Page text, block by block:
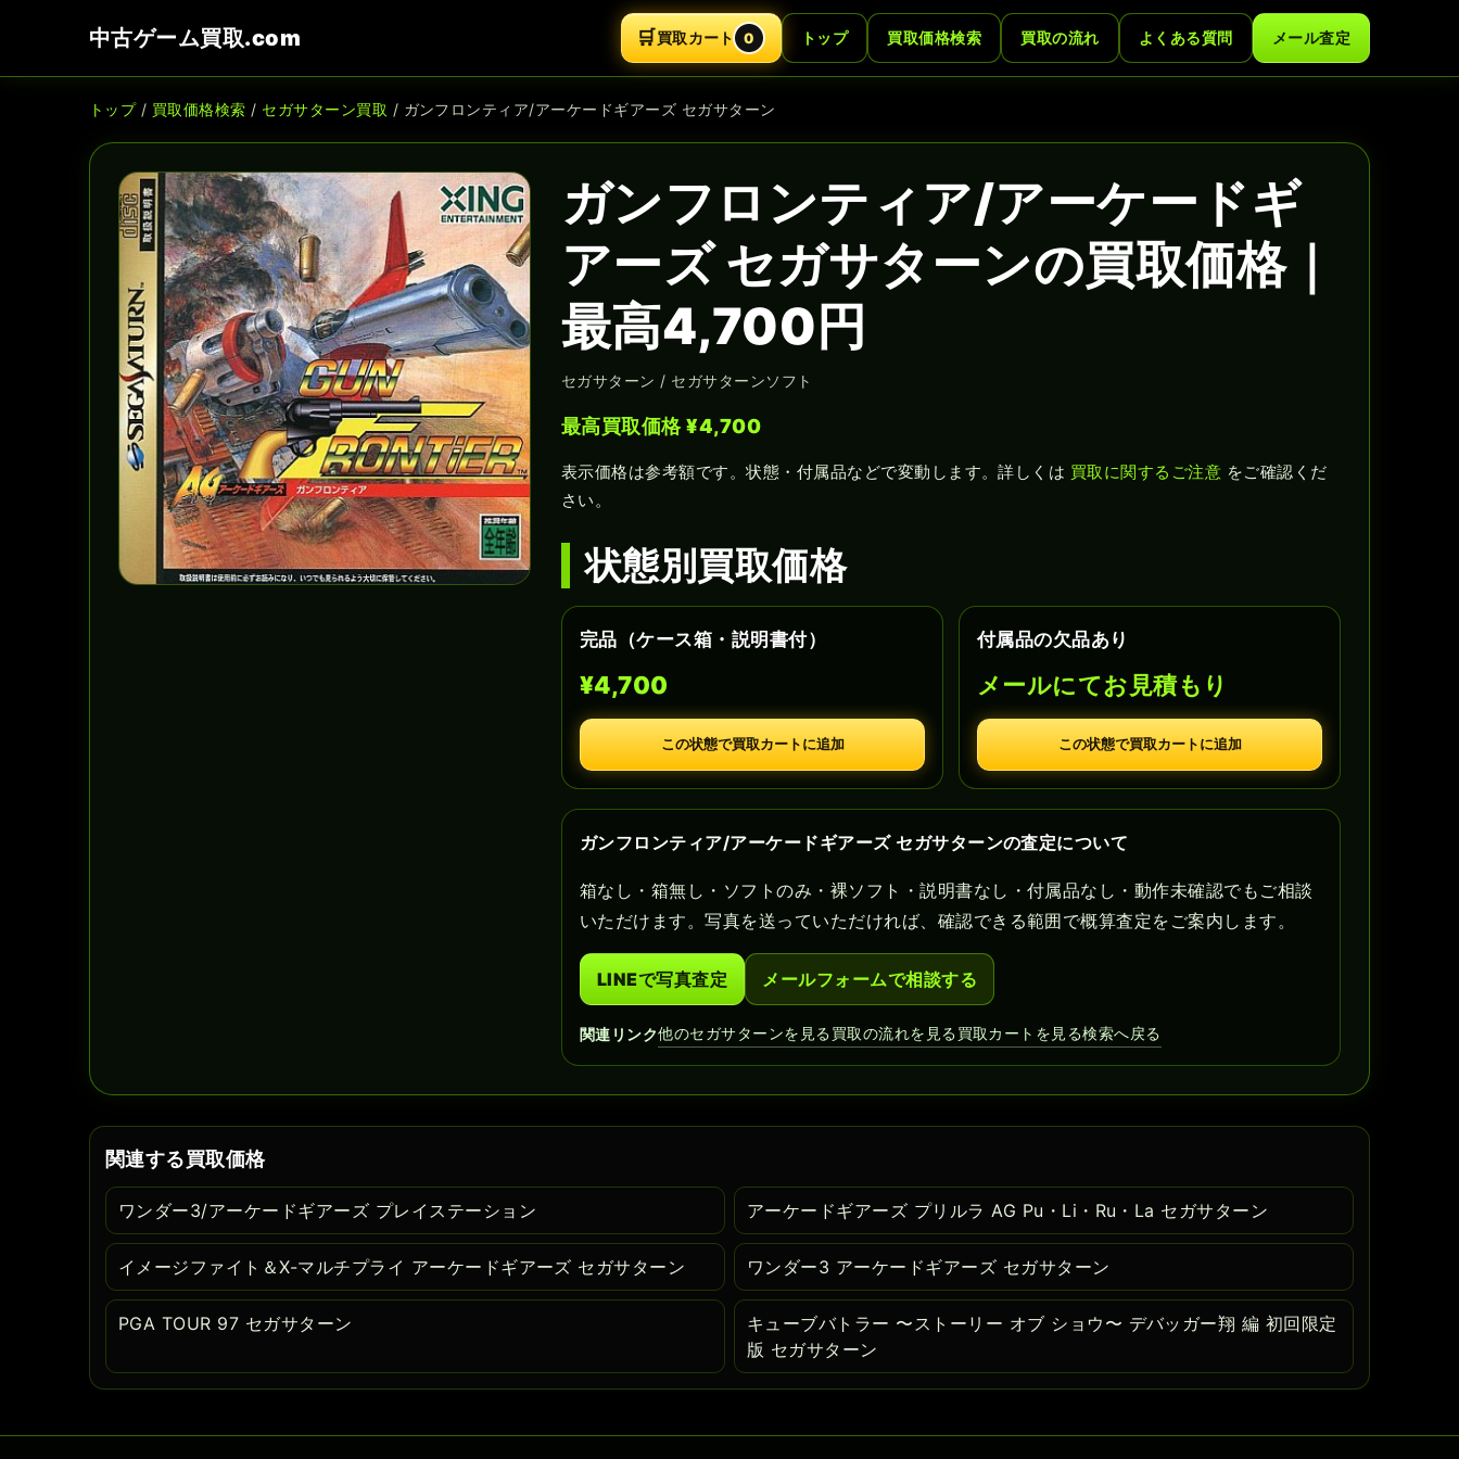
中古ゲーム買取.com 🛒買取カート 0 トップ 買取価格検索 買取の流れ よくある質問 メール査定
トップ/ 買取価格検索 / セガサターン買取 / ガンフロンティア/アーケードギアーズ セガサターン
ガンフロンティア/アーケードギ
アーズ セガサターンの買取価格｜
最高4,700円
セガサターン / セガサターンソフト
最高買取価格 ¥4,700
表示価格は参考額です。状態・付属品などで変動します。詳しくは 買取に関するご注意 をご確認くだ
さい。
状態別買取価格
完品（ケース箱・説明書付）
¥4,700
この状態で買取カートに追加
付属品の欠品あり
メールにてお見積もり
この状態で買取カートに追加
ガンフロンティア/アーケードギアーズ セガサターンの査定について
箱なし・箱無し・ソフトのみ・裸ソフト・説明書なし・付属品なし・動作未確認でもご相談
いただけます。写真を送っていただければ、確認できる範囲で概算査定をご案内します。
LINEで写真査定 メールフォームで相談する
関連リンク他のセガサターンを見る買取の流れを見る買取カートを見る検索へ戻る
関連する買取価格
ワンダー3/アーケードギアーズ プレイステーション アーケードギアーズ プリルラ AG Pu・Li・Ru・La セガサターン
イメージファイト＆X-マルチプライ アーケードギアーズ セガサターン ワンダー3 アーケードギアーズ セガサターン
PGA TOUR 97 セガサターン
キューブバトラー 〜ストーリー オブ ショウ〜 デバッガー翔 編 初回限定
版 セガサターン